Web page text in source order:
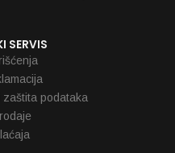
SERVIS
podataka